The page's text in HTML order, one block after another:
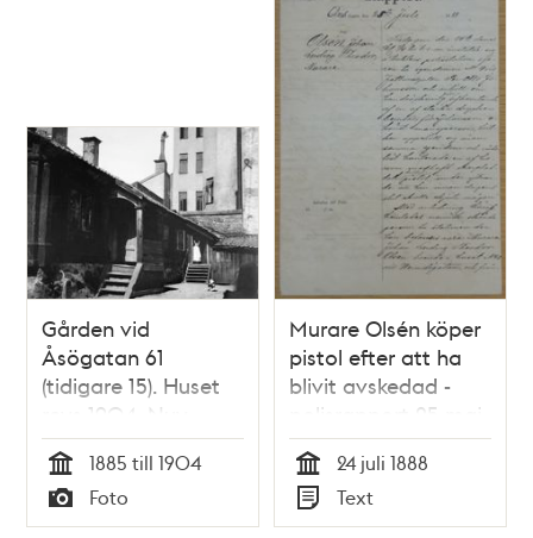
Gården vid
Åsögatan 61
(tidigare 15). Huset
revs 1904. Nuv.
Åsögatan 115
Tid
1885 till 1904
Typ
Foto
Murare Olsén köper
pistol efter att ha
blivit avskedad -
polisrapport 25 maj
1888
Tid
24 juli 1888
Typ
Text